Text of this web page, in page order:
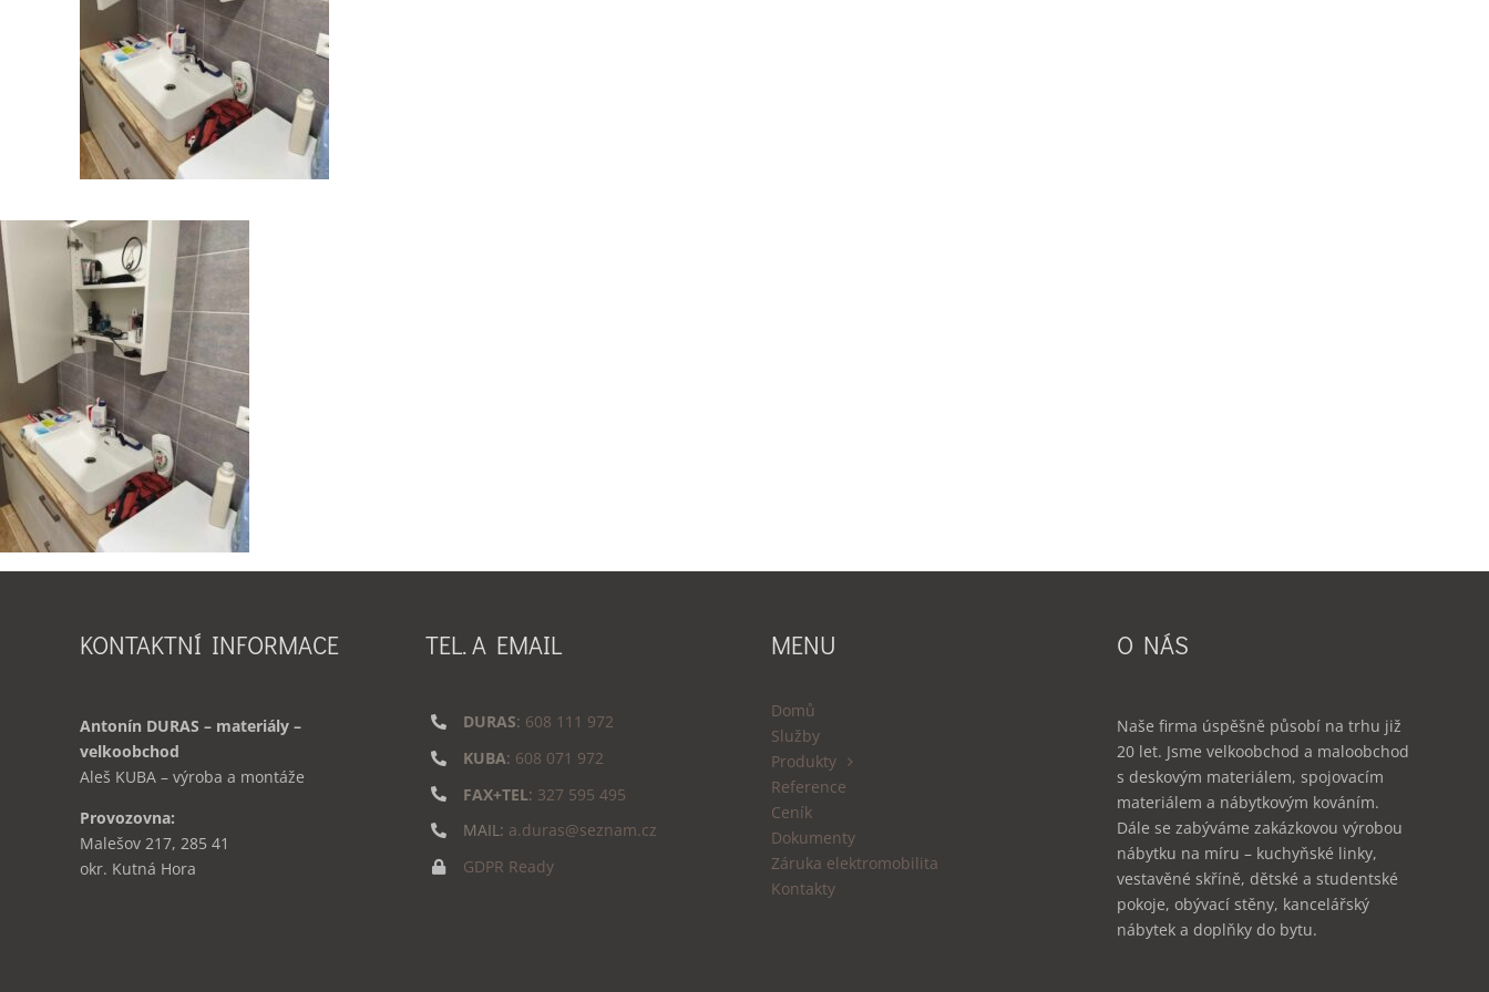
KONTAKTNÍ INFORMACE
Antonín DURAS – materiály –
velkoobchod
Aleš KUBA – výroba a montáže
Provozovna:
Malešov 217, 285 41
okr. Kutná Hora
TEL. A EMAIL
DURAS: 608 111 972
KUBA: 608 071 972
FAX+TEL: 327 595 495
MAIL: a.duras@seznam.cz
GDPR Ready
MENU
Domů
Služby
Produkty
Reference
Ceník
Dokumenty
Záruka elektromobilita
Kontakty
O NÁS
Naše firma úspěšně působí na trhu již
20 let. Jsme velkoobchod a maloobchod
s deskovým materiálem, spojovacím
materiálem a nábytkovým kováním.
Dále se zabýváme zakázkovou výrobou
nábytku na míru – kuchyňské linky,
vestavěné skříně, dětské a studentské
pokoje, obývací stěny, kancelářský
nábytek a doplňky do bytu.